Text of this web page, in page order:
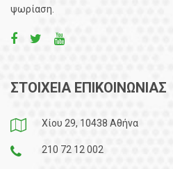
ψωρίαση.
ΣΤΟΙΧΕΙΑ ΕΠΙΚΟΙΝΩΝΙΑΣ
Χίου 29, 10438 Αθήνα
210 72 12 002